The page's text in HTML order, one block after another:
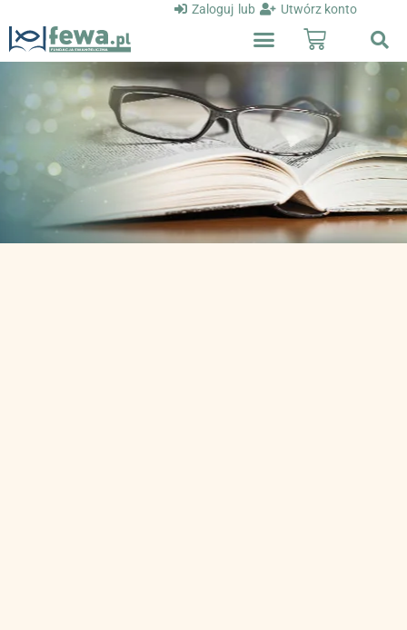
Zaloguj lub Utwórz konto